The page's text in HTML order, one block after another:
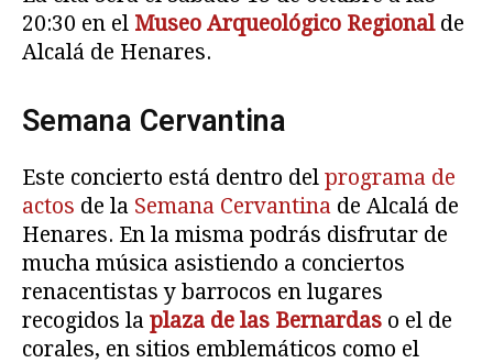
20:30 en el Museo Arqueológico Regionalde
Alcalá de Henares.
Semana Cervantina
Este concierto está dentro del programa de
actos de la Semana Cervantina de Alcalá de
Henares. En la misma podrás disfrutar de
mucha música asistiendo a conciertos
renacentistas y barrocos en lugares
recogidos la plaza de las Bernardas o el de
corales, en sitios emblemáticos como el